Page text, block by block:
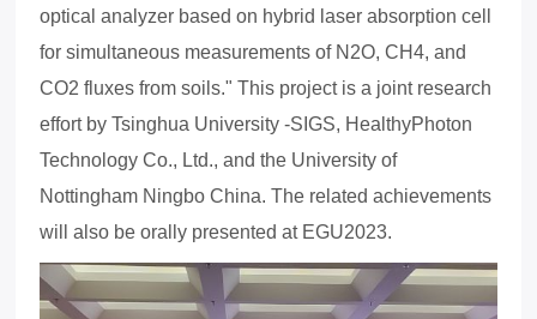
optical analyzer based on hybrid laser absorption cell
for simultaneous measurements of N2O, CH4, and
CO2 fluxes from soils." This project is a joint research
effort by Tsinghua University -SIGS, HealthyPhoton
Technology Co., Ltd., and the University of
Nottingham Ningbo China. The related achievements
will also be orally presented at EGU2023.